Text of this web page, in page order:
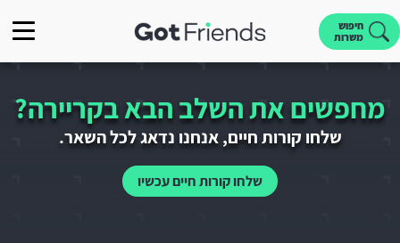
חיפוש
משרות
מחפשים את השלב הבא בקריירה?
שלחו קורות חיים, אנחנו נדאג לכל השאר.
שלחו קורות חיים עכשיו